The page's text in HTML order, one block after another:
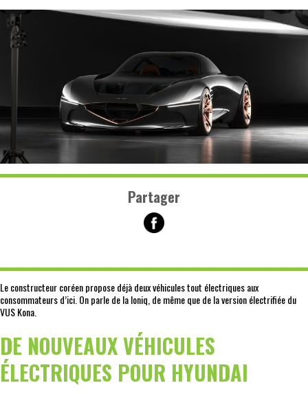
Partager
Le constructeur coréen propose déjà deux véhicules tout électriques aux
consommateurs d’ici. On parle de la Ioniq, de même que de la version électrifiée du
VUS Kona.
DE NOUVEAUX VÉHICULES
ÉLECTRIQUES POUR HYUNDAI